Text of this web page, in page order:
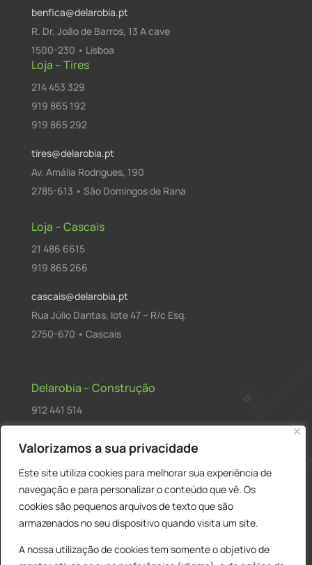
Valorizamos a sua privacidade
Este site utiliza cookies para melhorar sua experiência de
navegação e para personalizar o conteúdo que vê. Os
cookies são pequenos arquivos de texto que são
armazenados no seu dispositivo quando visita um site.
A nossa utilização de cookies tem somente o objetivo de
benfica@delarobia.pt
R. Dr. João de Barros, 13 A cave
1500-230 • Lisboa
Loja – Tires
214 453 329
919 865 192
919 865 292
tires@delarobia.pt
Av. Amália Rodrigues, 190
2785-613 • São Domingos de Rana
Loja – Cascais
21 486 6615
919 865 266
cascais@delarobia.pt
Rua Júlio Dantas, lote 47 – R/c Esq.
2750-670 • Cascais
Delarobia – Construção
912 441 514
R. António Andrade, 1171
2820-287 • Charneca de Caparica
Products
search PESQUISAR